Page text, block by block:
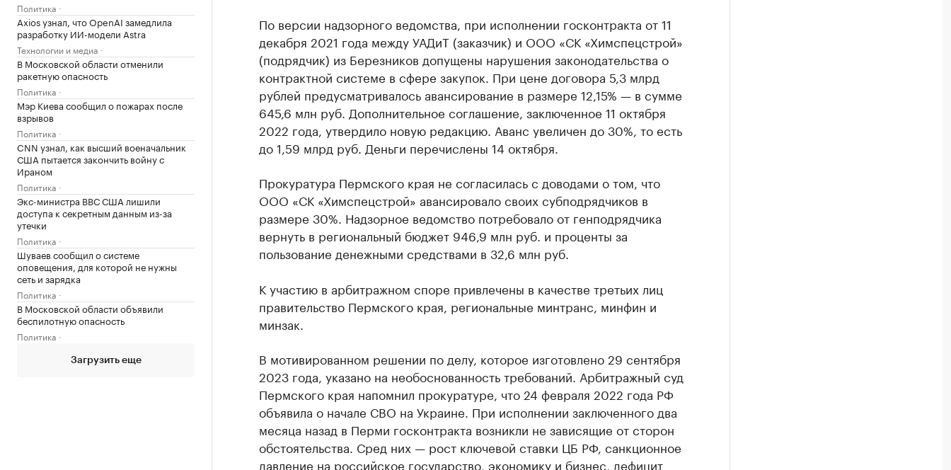
Политика
Axios узнал, что OpenAI замедлила
разработку ИИ-модели Astra
Технологии и медиа
В Московской области отменили
ракетную опасность
Политика
Мэр Киева сообщил о пожарах после
взрывов
Политика
CNN узнал, как высший военачальник
США пытается закончить войну с
Ираном
Политика
Экс-министра ВВС США лишили
доступа к секретным данным из-за
утечки
Политика
Шуваев сообщил о системе
оповещения, для которой не нужны
сеть и зарядка
Политика
В Московской области объявили
беспилотную опасность
Политика
Загрузить еще
По версии надзорного ведомства, при исполнении госконтракта от 11
декабря 2021 года между УАДиТ (заказчик) и ООО «СК «Химспецстрой»
(подрядчик) из Березников допущены нарушения законодательства о
контрактной системе в сфере закупок. При цене договора 5,3 млрд
рублей предусматривалось авансирование в размере 12,15% — в сумме
645,6 млн руб. Дополнительное соглашение, заключенное 11 октября
2022 года, утвердило новую редакцию. Аванс увеличен до 30%, то есть
до 1,59 млрд руб. Деньги перечислены 14 октября.
Прокуратура Пермского края не согласилась с доводами о том, что
ООО «СК «Химспецстрой» авансировало своих субподрядчиков в
размере 30%. Надзорное ведомство потребовало от генподрядчика
вернуть в региональный бюджет 946,9 млн руб. и проценты за
пользование денежными средствами в 32,6 млн руб.
К участию в арбитражном споре привлечены в качестве третьих лиц
правительство Пермского края, региональные минтранс, минфин и
минзак.
В мотивированном решении по делу, которое изготовлено 29 сентября
2023 года, указано на необоснованность требований. Арбитражный суд
Пермского края напомнил прокуратуре, что 24 февраля 2022 года РФ
объявила о начале СВО на Украине. При исполнении заключенного два
месяца назад в Перми госконтракта возникли не зависящие от сторон
обстоятельства. Сред них — рост ключевой ставки ЦБ РФ, санкционное
давление на российское государство, экономику и бизнес, дефицит